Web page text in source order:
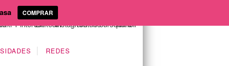
REDES
COMPRAR